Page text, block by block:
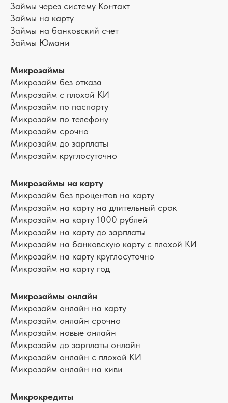
Займы через систему Контакт
Займы на карту
Займы на банковский счет
Займы Юмани
Микрозаймы
Микрозайм без отказа
Микрозайм с плохой КИ
Микрозайм по паспорту
Микрозайм по телефону
Микрозайм срочно
Микрозайм до зарплаты
Микрозайм круглосуточно
Микрозаймы на карту
Микрозайм без процентов на карту
Микрозайм на карту на длительный срок
Микрозайм на карту 1000 рублей
Микрозайм на карту до зарплаты
Микрозайм на банковскую карту с плохой КИ
Микрозайм на карту круглосуточно
Микрозайм на карту год
Микрозаймы онлайн
Микрозайм онлайн на карту
Микрозайм онлайн срочно
Микрозайм новые онлайн
Микрозайм до зарплаты онлайн
Микрозайм онлайн с плохой КИ
Микрозайм онлайн на киви
Микрокредиты